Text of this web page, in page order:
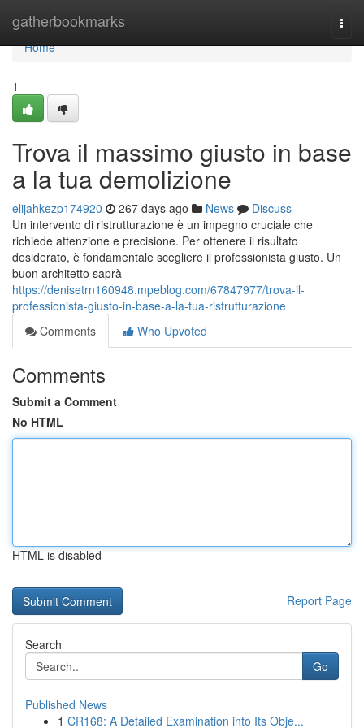
gatherbookmarks
Home
Home
1
Trova il massimo giusto in base
a la tua demolizione
elijahkezp174920 267 days ago News
Discuss
Un intervento di ristrutturazione è un impegno cruciale che
richiede attenzione e precisione. Per ottenere il risultato
desiderato, è fondamentale scegliere il professionista giusto. Un
buon architetto saprà
https://denisetrn160948.mpeblog.com/67847977/trova-il-
professionista-giusto-in-base-a-la-tua-ristrutturazione
Comments
Who Upvoted
Comments
Submit a Comment
No HTML
HTML is disabled
Report Page
Search
Go
Published News
1 CR168: A Detailed Examination into Its Obje...